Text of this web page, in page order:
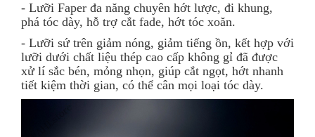
- Lưỡi Faper đa năng chuyên hớt lược, đi khung,
phá tóc dày, hỗ trợ cắt fade, hớt tóc xoăn.
- Lưỡi sứ trên giảm nóng, giảm tiếng ồn, kết hợp với
lưỡi dưới chất liệu thép cao cấp không gỉ đã được
xử lí sắc bén, mỏng nhọn, giúp cắt ngọt, hớt nhanh
tiết kiệm thời gian, có thể cân mọi loại tóc dày.